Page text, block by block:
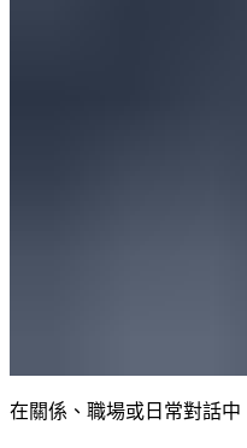
在關係、職場或日常對話